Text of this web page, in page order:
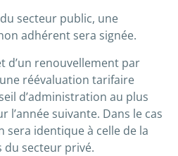
secteur public, une
adhérent sera signée.
d’un renouvellement par
réévaluation tarifaire
d’administration au plus
l’année suivante. Dans le cas
sera identique à celle de la
secteur privé.